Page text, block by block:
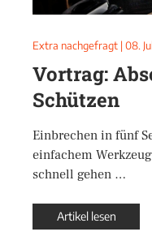
Extra nachgefragt | 08.
Vortrag:
Schützen
Einbrechen in fünf
einfachem
schnell gehen …
Artikel lesen